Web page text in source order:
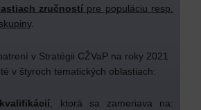
zručností pre populáciu resp.
.
v Stratégii CŽVaP na roky 2021
v štyroch tematických oblastiach:
, ktorá sa zameriava na: